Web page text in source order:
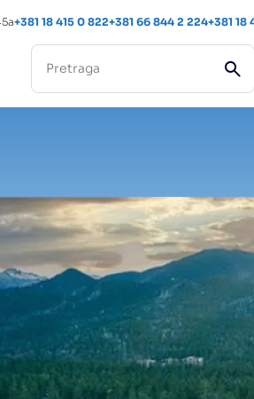
+381 18 415 0 822+381 66 844 2 224+381 18